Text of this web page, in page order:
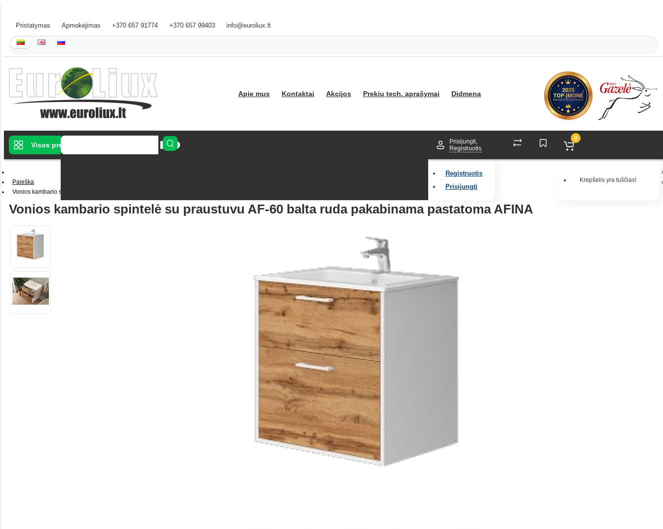
Pristatymas Apmokėjimas +370 657 91774 +370 657 99403 info@euroliux.lt
Apie mus Kontaktai Akcijos Prekių tech. aprašymai Didmena
Visos prekės
Prisijungti,
Registruotis
Registruotis
Prisijungti
0
Krepšelis yra tuščias!
Paieška
Vonios kambario spintelė su praustuvu AF-60 balta ruda pakabinama pastatoma AFINA
Vonios kambario spintelė su praustuvu AF-60 balta ruda pakabinama pastatoma AFINA